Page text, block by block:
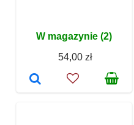
W magazynie (2)
54,00 zł